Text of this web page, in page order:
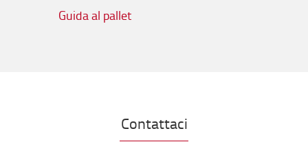
Guida al pallet
Contattaci